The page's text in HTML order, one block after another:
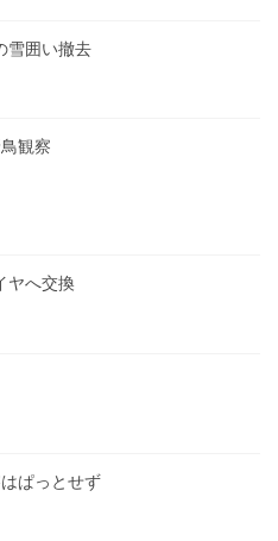
雪囲い撤去
観察
ヤへ交換
ぱっとせず